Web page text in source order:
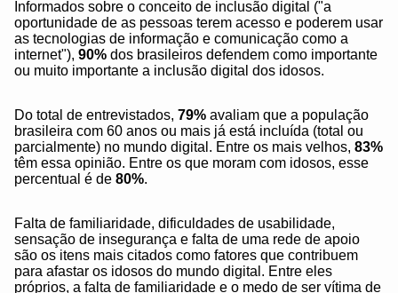
Informados sobre o conceito de inclusão digital ("a
oportunidade de as pessoas terem acesso e poderem usar
as tecnologias de informação e comunicação como a
internet"), 90% dos brasileiros defendem como importante
ou muito importante a inclusão digital dos idosos.
Do total de entrevistados, 79% avaliam que a população
brasileira com 60 anos ou mais já está incluída (total ou
parcialmente) no mundo digital. Entre os mais velhos, 83%
têm essa opinião. Entre os que moram com idosos, esse
percentual é de 80%.
Falta de familiaridade, dificuldades de usabilidade,
sensação de insegurança e falta de uma rede de apoio
são os itens mais citados como fatores que contribuem
para afastar os idosos do mundo digital. Entre eles
próprios, a falta de familiaridade e o medo de ser vítima de